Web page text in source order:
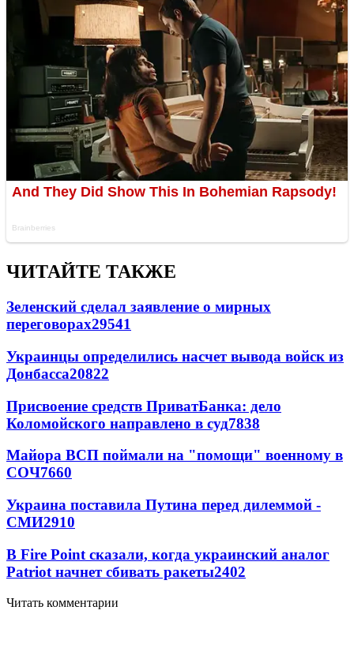
ЧИТАЙТЕ ТАКЖЕ
Зеленский сделал заявление о мирных
переговорах29541
Украинцы определились насчет вывода войск из
Донбасса20822
Присвоение средств ПриватБанка: дело
Коломойского направлено в суд7838
Майора ВСП поймали на "помощи" военному в
СОЧ7660
Украина поставила Путина перед дилеммой -
СМИ2910
В Fire Point сказали, когда украинский аналог
Patriot начнет сбивать ракеты2402
Читать комментарии